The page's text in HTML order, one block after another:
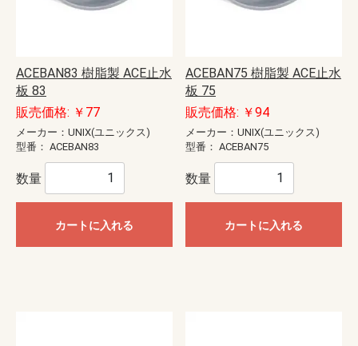
ACEBAN83 樹脂製 ACE止水
板 83
販売価格: ￥77
メーカー：UNIX(ユニックス)
型番： ACEBAN83
数量
カートに入れる
ACEBAN75 樹脂製 ACE止水
板 75
販売価格: ￥94
メーカー：UNIX(ユニックス)
型番： ACEBAN75
数量
カートに入れる